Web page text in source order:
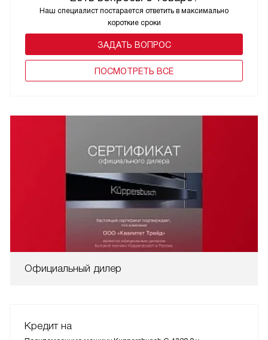
Наш специалист постарается ответить в максимально
короткие сроки
ЗАДАТЬ ВОПРОС
ПОCМОТРЕТЬ ВСЕ
Официальный дилер
Кредит на